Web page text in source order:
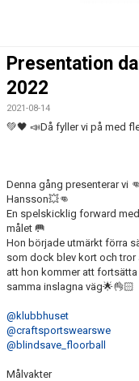
BILDGALLERI
DOKUMENT
MATCHER
SERIETABELL
Presentation
2022
2021-08-14
💚🖤 📣Då fyller vi på med
Denna gång presenterar vi
Hansson💥👊
En spelskicklig forward
målet 🥅
Hon började utmärkt förra
som dock blev kort och tror
att hon kommer att fortsätta
samma inslagna väg🌟👌🏻
@klubbhuset
@craftsportswearswe
@blindsave_floorball
Målvakter